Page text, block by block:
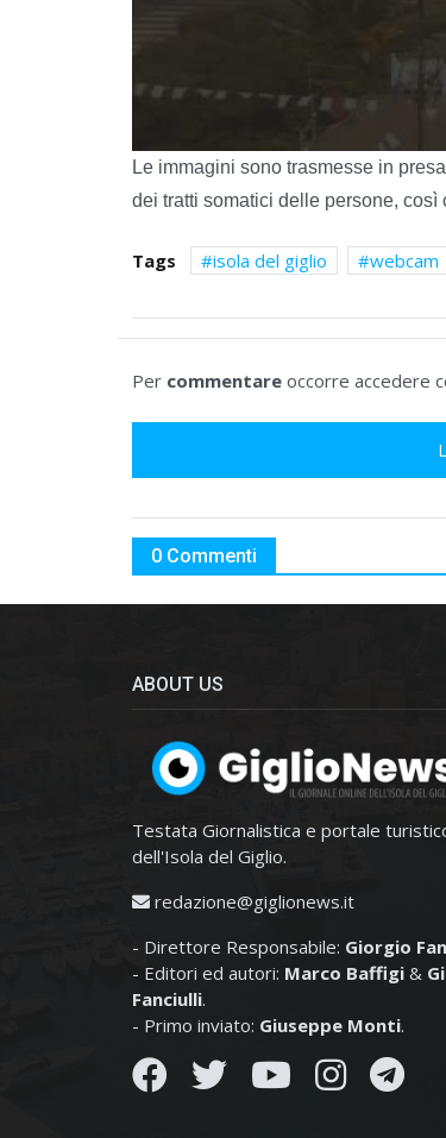
Le immagini sono trasmesse in
dei tratti somatici delle persone,
Tags isola del giglio webcam
Per commentare occorre accedere
0 Commenti
ABOUT US
Testata Giornalistica e portale
dell'Isola del Giglio.
redazione@giglionews.it
- Direttore Responsabile: Giorgio
- Editori ed autori: Marco Baffigi &
Fanciulli.
- Primo inviato: Giuseppe Monti.